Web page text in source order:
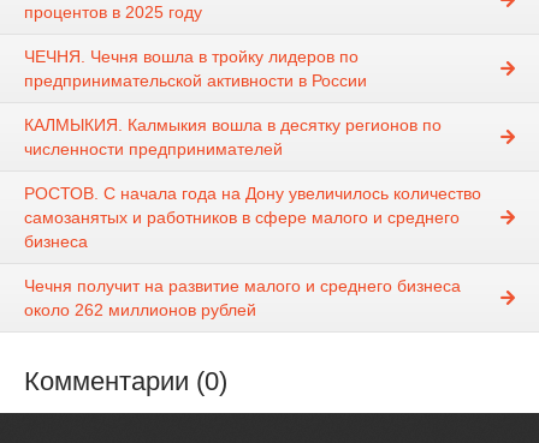
процентов в 2025 году
ЧЕЧНЯ. Чечня вошла в тройку лидеров по
предпринимательской активности в России
КАЛМЫКИЯ. Калмыкия вошла в десятку регионов по
численности предпринимателей
РОСТОВ. С начала года на Дону увеличилось количество
самозанятых и работников в сфере малого и среднего
бизнеса
Чечня получит на развитие малого и среднего бизнеса
около 262 миллионов рублей
Комментарии (0)